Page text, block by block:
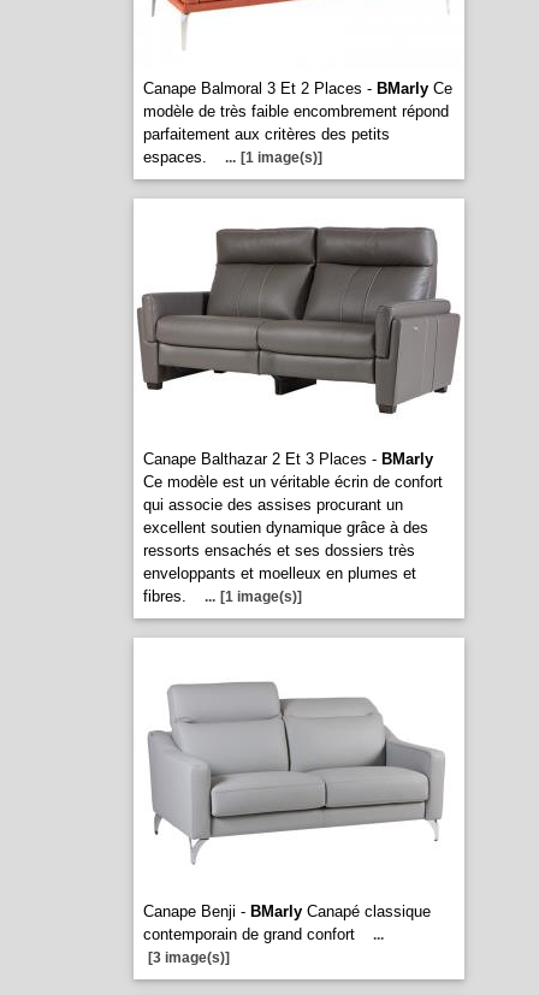
Canape Balmoral 3 Et 2 Places - BMarlyCe
modèle de très faible encombrement répond
parfaitement aux critères des petits
espaces.
... [1 image(s)]
Canape Balthazar 2 Et 3 Places - BMarly
Ce modèle est un véritable écrin de confort
qui associe des assises procurant un
excellent soutien dynamique grâce à des
ressorts ensachés et ses dossiers très
enveloppants et moelleux en plumes et
fibres.
... [1 image(s)]
Canape Benji - BMarlyCanapé classique
contemporain de grand confort
...
[3 image(s)]